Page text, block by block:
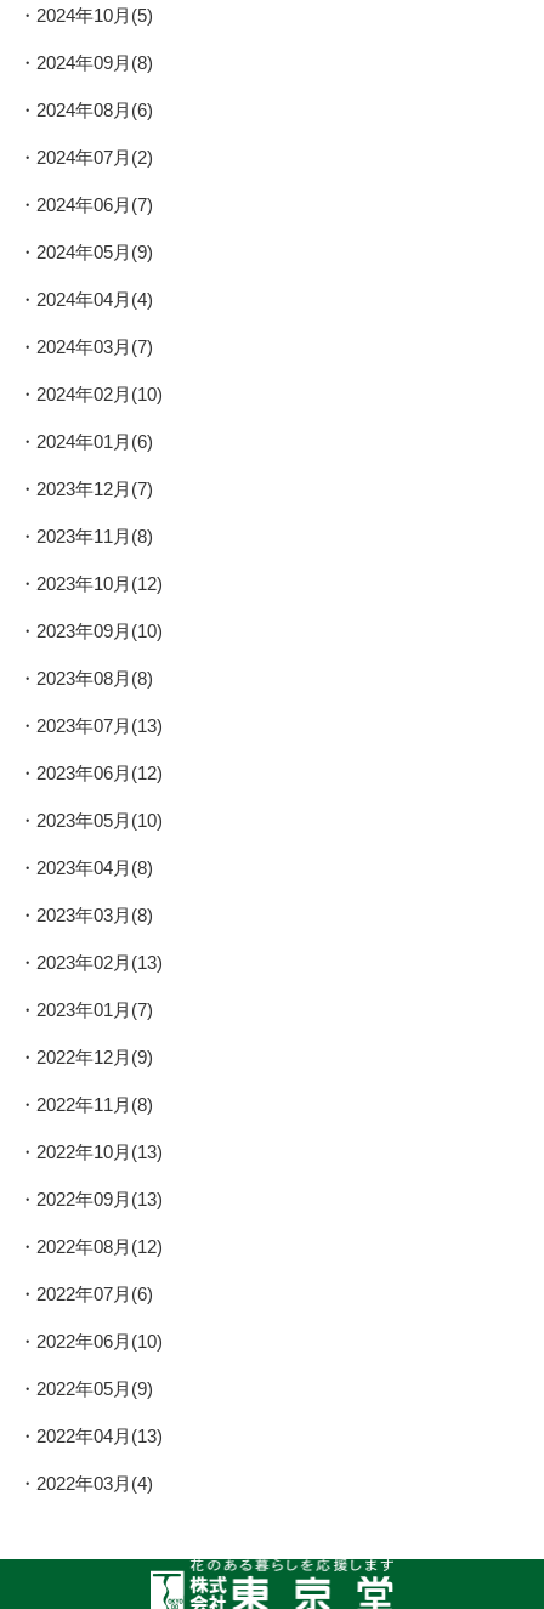
2024年10月(5)
2024年09月(8)
2024年08月(6)
2024年07月(2)
2024年06月(7)
2024年05月(9)
2024年04月(4)
2024年03月(7)
2024年02月(10)
2024年01月(6)
2023年12月(7)
2023年11月(8)
2023年10月(12)
2023年09月(10)
2023年08月(8)
2023年07月(13)
2023年06月(12)
2023年05月(10)
2023年04月(8)
2023年03月(8)
2023年02月(13)
2023年01月(7)
2022年12月(9)
2022年11月(8)
2022年10月(13)
2022年09月(13)
2022年08月(12)
2022年07月(6)
2022年06月(10)
2022年05月(9)
2022年04月(13)
2022年03月(4)